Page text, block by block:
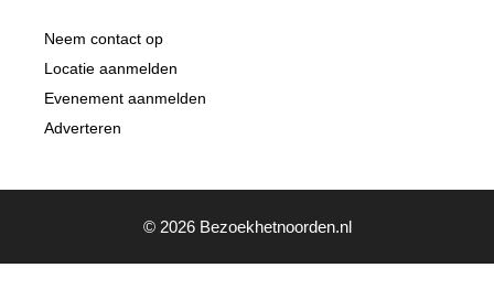
Neem contact op
Locatie aanmelden
Evenement aanmelden
Adverteren
© 2026 Bezoekhetnoorden.nl